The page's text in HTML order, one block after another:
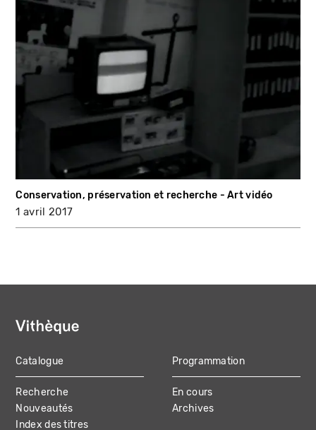
Conservation, préservation et recherche - Art vidéo
1 avril 2017
MAIN
NAVIGATION
Catalogue
Recherche
Nouveautés
Index des titres
Programmation
En cours
Archives